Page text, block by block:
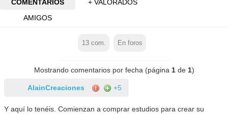
COMENTARIOS
+ VALORADOS
AMIGOS
13com. En foros
Mostrando comentarios por fecha (página 1de 1)
AlainCreaciones +5
Y aquí lo tenéis. Comienzan a comprar estudios para crear su